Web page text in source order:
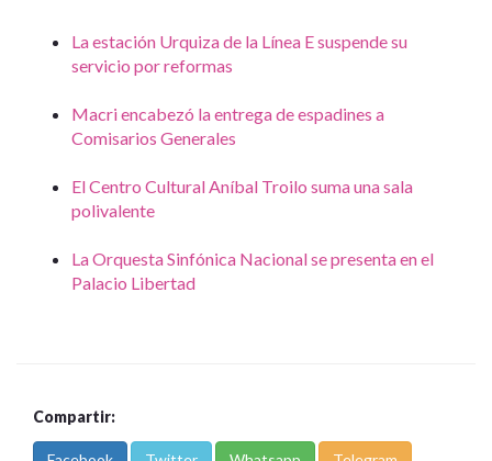
La estación Urquiza de la Línea E suspende su
servicio por reformas
Macri encabezó la entrega de espadines a
Comisarios Generales
El Centro Cultural Aníbal Troilo suma una sala
polivalente
La Orquesta Sinfónica Nacional se presenta en el
Palacio Libertad
Compartir: